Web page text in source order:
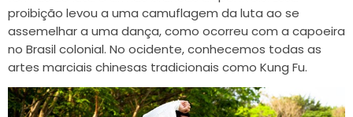
proibição levou a uma camuflagem da luta ao se
assemelhar a uma dança, como ocorreu com a capoeira
no Brasil colonial. No ocidente, conhecemos todas as
artes marciais chinesas tradicionais como Kung Fu.